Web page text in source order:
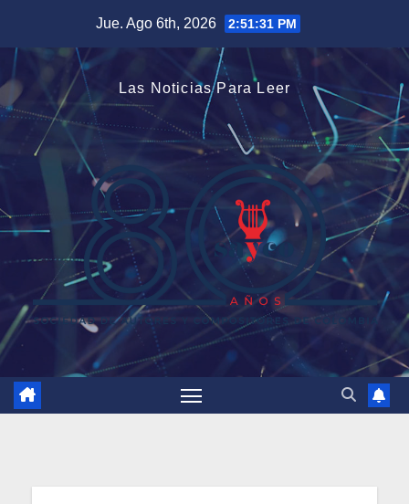
contenido
Jue. Ago 6th, 2026 2:51:31 PM
Las Noticias Para Leer